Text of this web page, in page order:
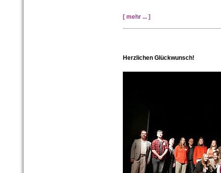
[ mehr ... ]
Herzlichen Glückwunsch!